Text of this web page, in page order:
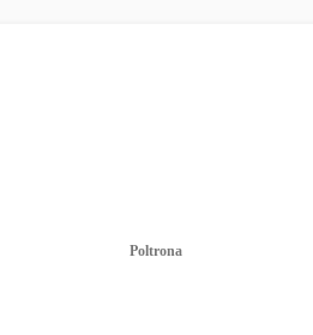
Poltrona